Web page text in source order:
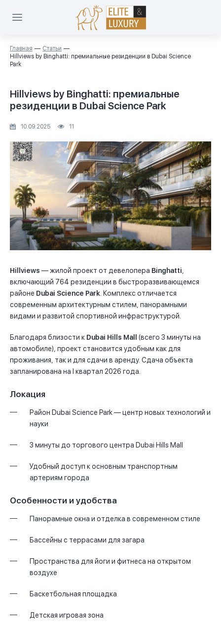
Главная
Статьи
Hillviews by Binghatti: премиальные резиденции в Dubai Science
Park
Hillviews by Binghatti: премиальные
резиденции в Dubai Science Park
10.09.2025 11
Hillviews — жилой проект от девелопера Binghatti
включающий 764 резиденции в быстроразвивающемся
районе Dubai Science Park . Комплекс отличается
современным архитектурным стилем, панорамными
видами и развитой спортивной инфраструктурой.
Благодаря близости к Dubai Hills Mall
(всего 3 минуты на
автомобиле), проект становится удобным как для
проживания, так и для сдачи в аренду. Сдача объекта
запланирована на I квартал 2026 года.
Локация
Район Dubai Science Park — центр новых технологий и
науки
3 минуты до торгового центра Dubai Hills Mall
Удобный доступ к основным транспортным
артериям города
Особенности и удобства
Панорамные окна и отделка в современном стиле
Бассейны с террасами для загара
Пространства для йоги и фитнеса на открытом
воздухе
Баскетбольная площадка
Детская игровая зона